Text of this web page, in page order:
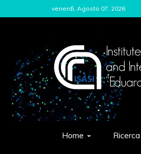
to
venerdì, Agosto 07, 2026
ISASI
Institute of
Home Ricerca